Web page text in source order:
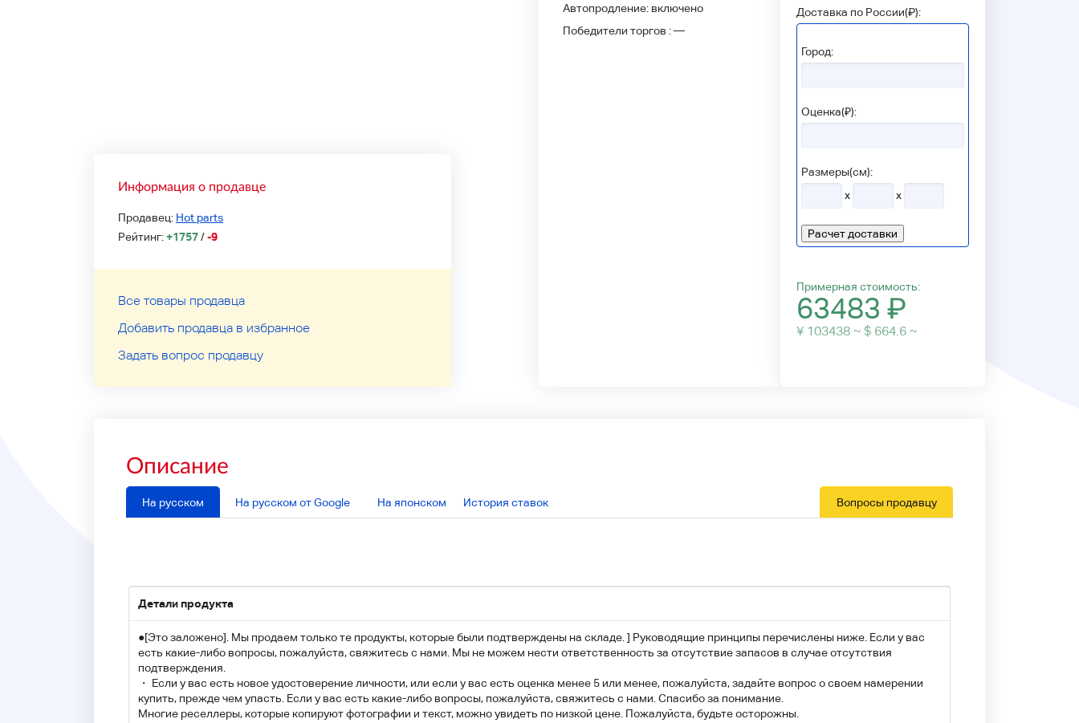
Информация о продавце
Продавец: Hot parts
Рейтинг:+1757/-9
Все товары продавца
Добавить продавца в избранное
Задать вопрос продавцу
Автопродление: включено
Победители торгов :—
Доставка по России(₽):
Город:
Оценка(₽):
Размеры(см):
x
x
Расчет доставки
Примерная стоимость:
63483 ₽
¥ 103438 ~ $ 664.6 ~
Описание
На русском На русском от Google На японском История ставок Вопросы продавцу
Детали продукта
●[Это заложено]. Мы продаем только те продукты, которые были подтверждены на складе. ] Руководящие принципы перечислены ниже. Если у вас
есть какие-либо вопросы, пожалуйста, свяжитесь с нами. Мы не можем нести ответственность за отсутствие запасов в случае отсутствия
подтверждения.
・ Если у вас есть новое удостоверение личности, или если у вас есть оценка менее 5 или менее, пожалуйста, задайте вопрос о своем намерении
купить, прежде чем упасть. Если у вас есть какие-либо вопросы, пожалуйста, свяжитесь с нами. Спасибо за понимание.
Многие реселлеры, которые копируют фотографии и текст, можно увидеть по низкой цене. Пожалуйста, будьте осторожны.